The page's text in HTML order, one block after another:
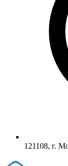
121108, г.